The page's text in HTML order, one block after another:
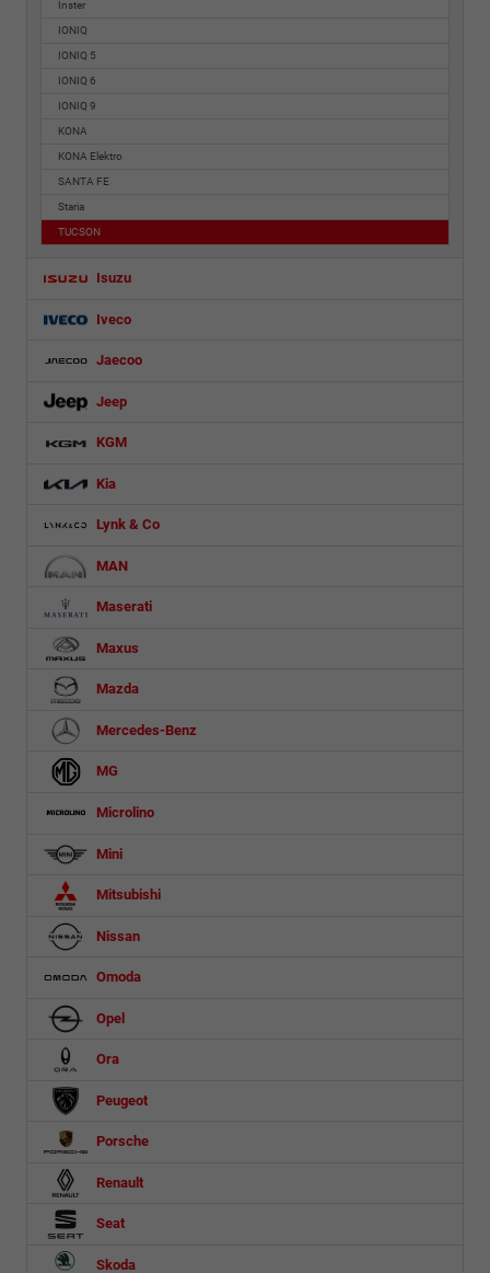
Inster
IONIQ
IONIQ 5
IONIQ 6
IONIQ 9
KONA
KONA Elektro
SANTA FE
Staria
TUCSON
Isuzu
Iveco
Jaecoo
Jeep
KGM
Kia
Lynk & Co
MAN
Maserati
Maxus
Mazda
Mercedes-Benz
MG
Microlino
Mini
Mitsubishi
Nissan
Omoda
Opel
Ora
Peugeot
Porsche
Renault
Seat
Skoda